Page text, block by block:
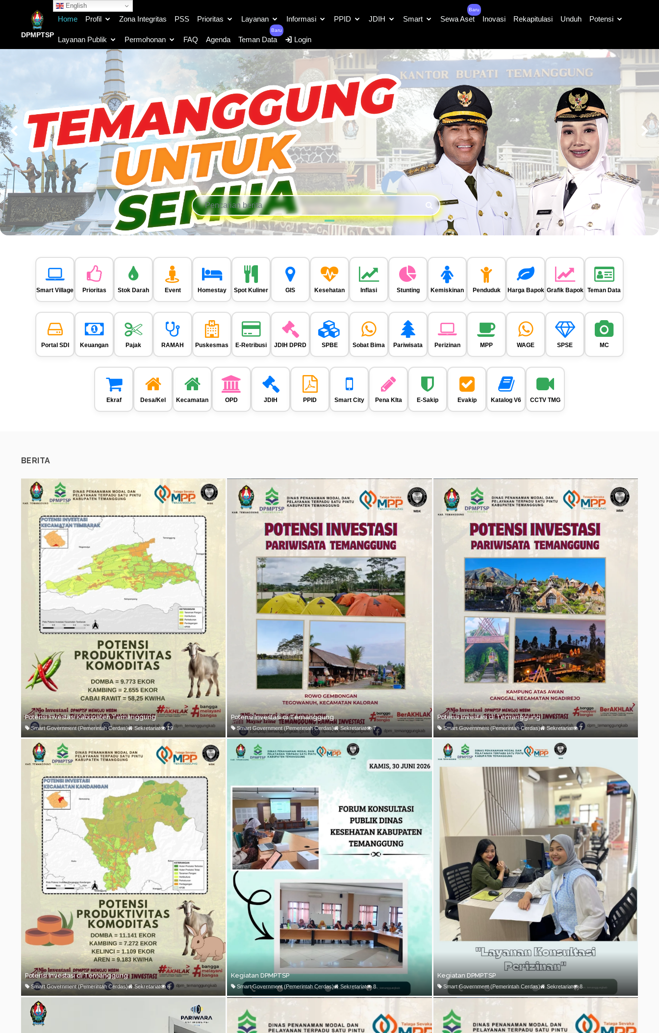
English
DPMPTSP
Home Profil Zona Integritas PSS Prioritas Layanan Informasi PPID JDIH Smart Sewa Aset
Baru
Inovasi Rekapitulasi Unduh Potensi
Layanan Publik Permohonan FAQ Agenda Teman Data
Baru
Login
Smart Village Prioritas Stok Darah Event Homestay Spot Kuliner GIS Kesehatan Inflasi Stunting Kemiskinan Penduduk Harga Bapok Grafik Bapok Teman Data
Portal SDI Keuangan Pajak RAMAH Puskesmas E-Retribusi JDIH DPRD SPBE Sobat Bima Pariwisata Perizinan MPP WAGE SPSE MC
Ekraf Desa/Kel Kecamatan OPD JDIH PPID Smart City Pena KIta E-Sakip Evakip Katalog V6 CCTV TMG
BERITA
Potensi Investasi Kabupaten Temanggung
Smart Government (Pemerintah Cerdas) Sekretariat 19
Potensi Investasi di Temanggung
Smart Government (Pemerintah Cerdas) Sekretariat 7
Potensi Investasi di Temanggung
Smart Government (Pemerintah Cerdas) Sekretariat 7
Potensi Investasi di Temanggung
Smart Government (Pemerintah Cerdas) Sekretariat 6
Kegiatan DPMPTSP
Smart Government (Pemerintah Cerdas) Sekretariat 8
Kegiatan DPMPTSP
Smart Government (Pemerintah Cerdas) Sekretariat 8